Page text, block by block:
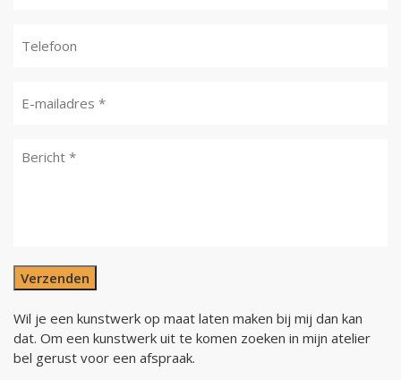
Verzenden
Wil je een kunstwerk op maat laten maken bij mij dan kan
dat. Om een kunstwerk uit te komen zoeken in mijn atelier
bel gerust voor een afspraak.